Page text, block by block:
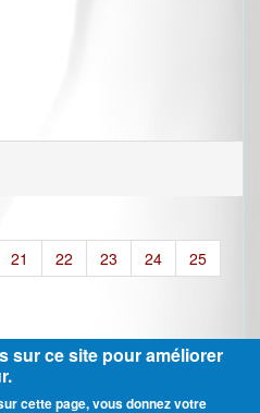
21 22 23 24
25
sur ce site pour améliorer
cette page, vous donnez votre